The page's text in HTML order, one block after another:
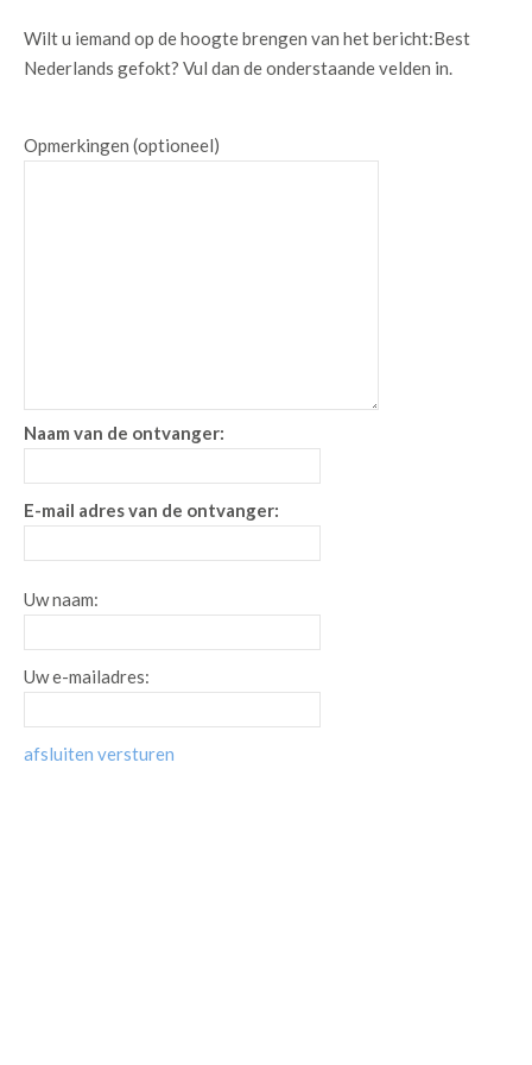
Wilt u iemand op de hoogte brengen van het bericht:Best
Nederlands gefokt? Vul dan de onderstaande velden in.
Opmerkingen (optioneel)
Naam van de ontvanger:
E-mail adres van de ontvanger:
Uw naam:
Uw e-mailadres:
afsluiten versturen